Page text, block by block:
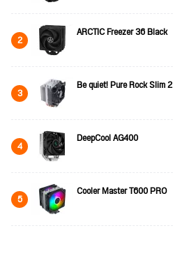
2 ARCTIC Freezer 36 Black
3 Be quiet! Pure Rock Slim 2
4 DeepCool AG400
5 Cooler Master T600 PRO